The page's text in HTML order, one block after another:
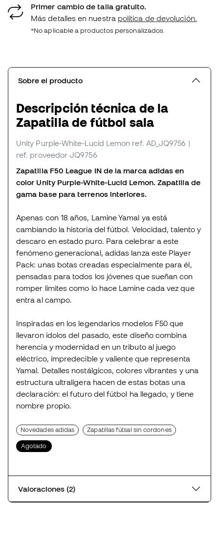
Primer cambio de talla gratuito.
Más detalles en nuestra política de devolución.
*No aplicable a productos personalizados.
Sobre el producto
Descripción técnica de la
Zapatilla de fútbol sala
Unity Purple-White-Lucid Lemon ref. AD_JQ9756 |
ref. proveedor JQ9756
Zapatilla F50 League IN de la marca adidas en
color Unity Purple-White-Lucid Lemon. Zapatilla de
gama base para terrenos interiores.
Apenas con 18 años, Lamine Yamal ya está
cambiando la historia del fútbol. Velocidad, talento y
descaro en estado puro. Para celebrar a este
fenómeno generacional, adidas lanza este Player
Pack: unas botas creadas especialmente para él,
pensadas para todos los jóvenes que sueñan con
romper límites como lo hace Lamine cada vez que
entra al campo.
Inspiradas en los legendarios modelos F50 que
llevaron ídolos del pasado, este diseño combina
herencia y modernidad en un tributo al juego
eléctrico, impredecible y valiente que representa
Yamal. Detalles nostálgicos, colores vibrantes y una
estructura ultraligera hacen de estas botas una
declaración: el futuro del fútbol ha llegado, y tiene
nombre propio.
Novedades adidas Zapatillas fútsal sin cordones
Agotado
Valoraciones (2)